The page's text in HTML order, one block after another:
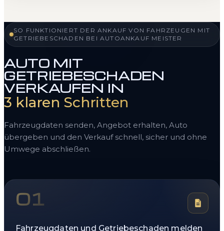
SO FUNKTIONIERT DER ANKAUF VON FAHRZEUGEN MIT
GETRIEBESCHADEN BEI AUTOANKAUF MEISTER
AUTO MIT
GETRIEBESCHADEN
VERKAUFEN IN
3 klaren Schritten
Fahrzeugdaten senden, Angebot erhalten, Auto
übergeben und den Verkauf schnell, sicher und ohne
Umwege abschließen.
01
Fahrzeugdaten und Getriebeschaden melden